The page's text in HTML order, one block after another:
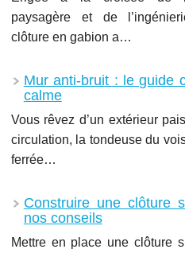
paysagère et de
clôture en gabion a…
Mur anti-bruit : le guide
calme
Vous rêvez d’un extérieur
circulation, la tondeuse du
ferrée…
Construire une clôture
nos conseils
Mettre en place une clôture